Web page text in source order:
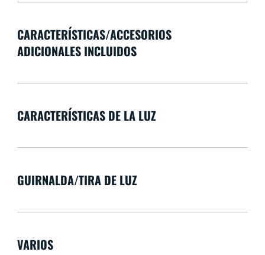
CARACTERÍSTICAS/ACCESORIOS
ADICIONALES INCLUIDOS
CARACTERÍSTICAS DE LA LUZ
GUIRNALDA/TIRA DE LUZ
VARIOS